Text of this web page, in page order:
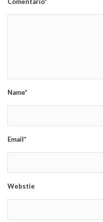
Comentário*
Name*
Email*
Webstie